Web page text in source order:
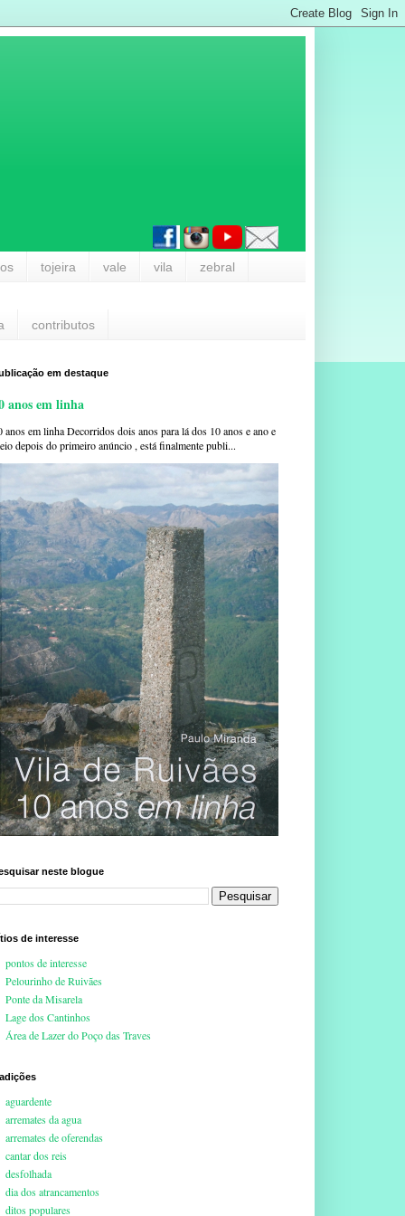
tojeira vale vila zebral
contributos
em destaque
anos em linha
anos em linha Decorridos dois anos para lá dos 10 anos e ano e
depois do primeiro anúncio , está finalmente publi...
neste blogue
de interesse
pontos de interesse
Pelourinho de Ruivães
Ponte da Misarela
Lage dos Cantinhos
Área de Lazer do Poço das Traves
aguardente
arremates da agua
arremates de oferendas
cantar dos reis
desfolhada
dia dos atrancamentos
ditos populares